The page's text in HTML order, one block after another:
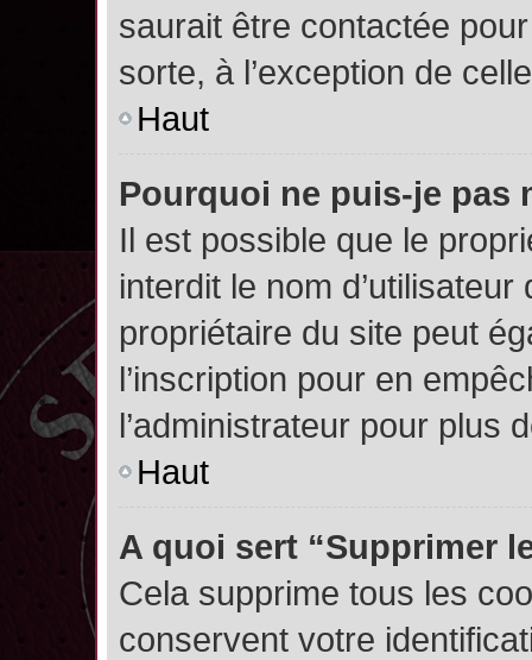
saurait être contactée
sorte, à l’exception de
Haut
Pourquoi ne puis-je pas
Il est possible que le
interdit le nom
propriétaire du site peut
l’inscription pour en
l’administrateur pour plus
Haut
A quoi sert “Supprimer
Cela supprime tous les
conservent votre